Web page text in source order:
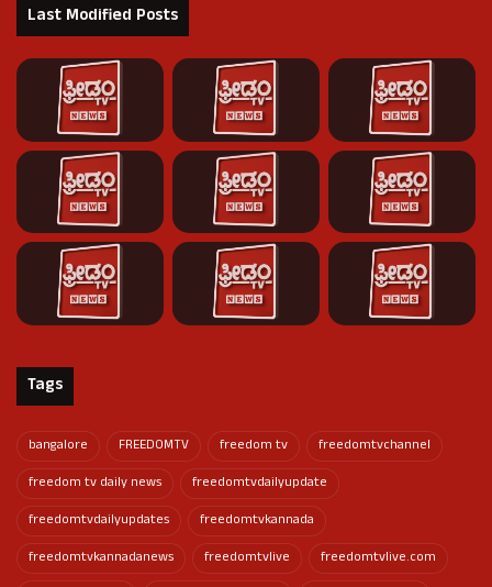
Last Modified Posts
Tags
bangalore FREEDOMTV freedom tv
freedomtvchannel
freedom tv daily news
freedomtvdailyupdate
freedomtvdailyupdates
freedomtvkannada
freedomtvkannadanews
freedomtvlive
freedomtvlive.com